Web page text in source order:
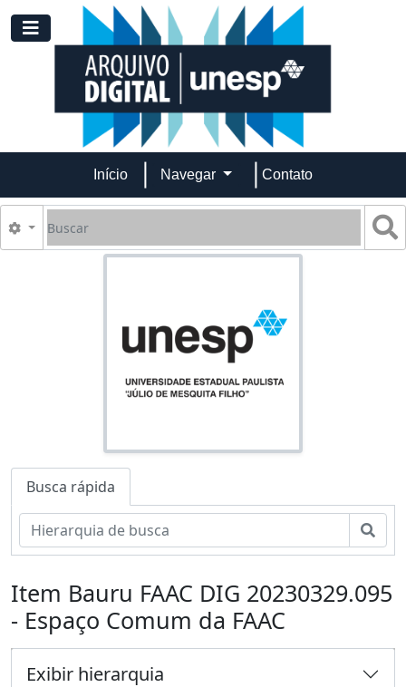
Skip to main content
Toggle navigation
Início Navegar Contato
Buscar
Opções de busca
Busca rápida
Item Bauru FAAC DIG 20230329.095
- Espaço Comum da FAAC
Exibir hierarquia